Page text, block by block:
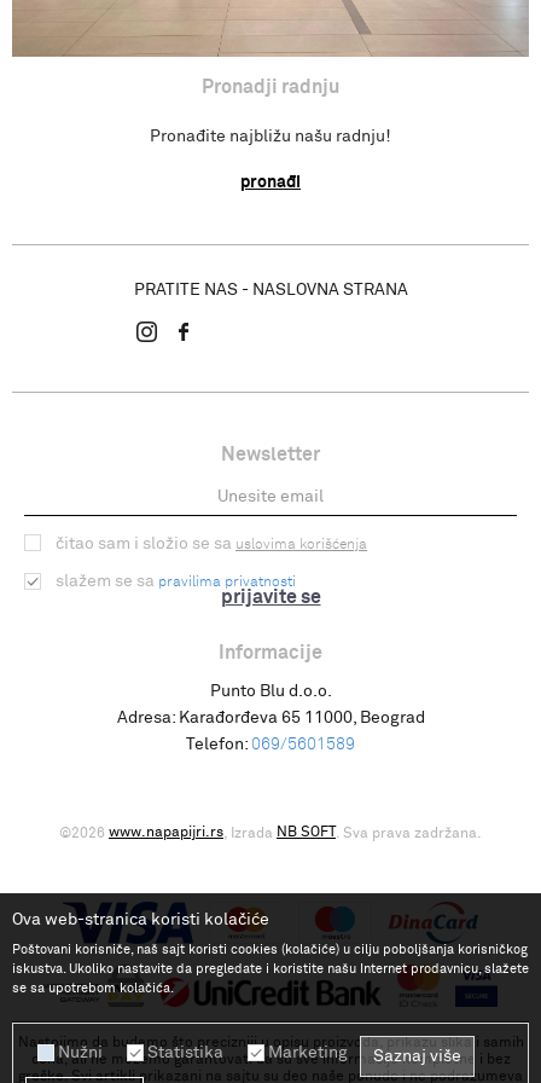
Pronadji radnju
Pronađite najbližu našu radnju!
pronađi
PRATITE NAS - NASLOVNA STRANA
Newsletter
prijavite se
čitao sam i složio se sa uslovima korišćenja
slažem se sa pravilima privatnosti
Informacije
Punto Blu d.o.o.
Adresa: Karađorđeva 65 11000, Beograd
Telefon: 069/5601589
©2026 www.napapijri.rs, Izrada NB SOFT . Sva prava zadržana.
Nastojimo da budemo što precizniji u opisu proizvoda, prikazu slika i samih
cena, ali ne možemo garantovati da su sve informacije kompletne i bez
greške. Svi artikli prikazani na sajtu su deo naše ponude i ne podrazumeva
Ova web-stranica koristi kolačiće
Poštovani korisniče, naš sajt koristi cookies (kolačiće) u cilju poboljšanja korisničkog
iskustva. Ukoliko nastavite da pregledate i koristite našu Internet prodavnicu, slažete
se sa upotrebom kolačića.
Nužni Statistika Marketing Saznaj više